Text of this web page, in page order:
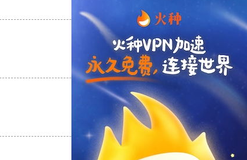
支持 [0] 反对[0]
支持[0] 反对